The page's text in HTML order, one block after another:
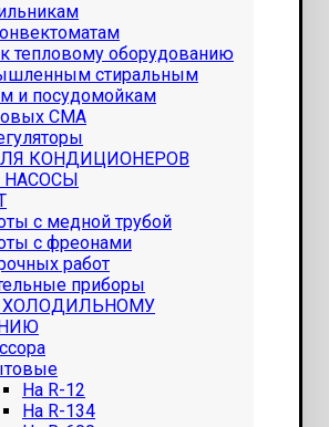
тепловому оборудованию
стиральным
и посудомойкам
СМА
КОНДИЦИОНЕРОВ
с медной трубой
с фреонами
работ
приборы
ХОЛОДИЛЬНОМУ
На R-12
На R-134